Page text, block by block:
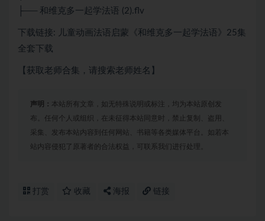
├── 和维克多一起学法语 (2).flv
下载链接: 儿童动画法语启蒙《和维克多一起学法语》25集
全套下载
【获取老师合集，请搜索老师姓名】
声明： 本站所有文章，如无特殊说明或标注，均为本站原创发
布。任何个人或组织，在未征得本站同意时，禁止复制、盗用、
采集、发布本站内容到任何网站、书籍等各类媒体平台。如若本
站内容侵犯了原著者的合法权益，可联系我们进行处理。
打赏 收藏 海报 链接